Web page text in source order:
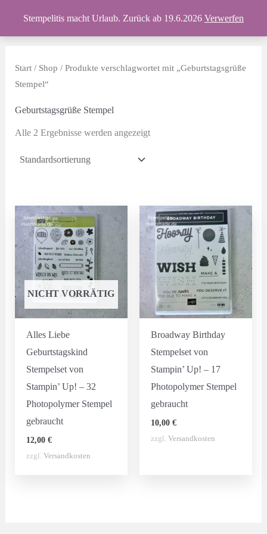
Stempelitis macht Urlaub. Zurück ab 19.6.2026 Verwerfen
Produkte
Start/ Shop / Produkte verschlagwortet mit „Geburtstagsgrüße
Stempel“
Geburtstagsgrüße Stempel
Alle 2 Ergebnisse werden angezeigt
NICHT VORRÄTIG
Alles Liebe
Geburtstagskind
Stempelset von
Stampin’ Up! – 32
Photopolymer Stempel
gebraucht
12,00 €
zzgl. Versandkosten
Broadway Birthday
Stempelset von
Stampin’ Up! – 17
Photopolymer Stempel
gebraucht
10,00€
zzgl.Versandkosten